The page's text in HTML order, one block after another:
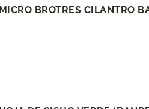
MICRO BROTRES CILANTRO